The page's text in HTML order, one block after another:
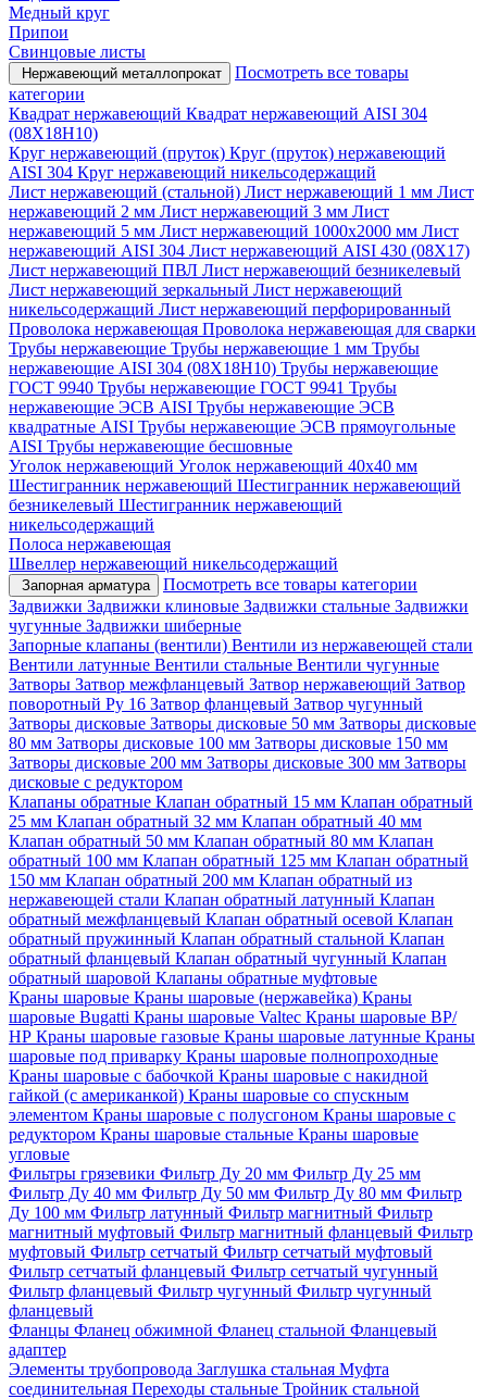
Медный круг
Припои
Свинцовые листы
Нержавеющий металлопрокат
Посмотреть все товары
категории
Квадрат нержавеющий Квадрат нержавеющий AISI 304
(08Х18Н10)
Круг нержавеющий (пруток) Круг (пруток) нержавеющий
AISI 304 Круг нержавеющий никельсодержащий
Лист нержавеющий (стальной) Лист нержавеющий 1 мм Лист
нержавеющий 2 мм Лист нержавеющий 3 мм Лист
нержавеющий 5 мм Лист нержавеющий 1000х2000 мм Лист
нержавеющий AISI 304 Лист нержавеющий AISI 430 (08Х17)
Лист нержавеющий ПВЛ Лист нержавеющий безникелевый
Лист нержавеющий зеркальный Лист нержавеющий
никельсодержащий Лист нержавеющий перфорированный
Проволока нержавеющая Проволока нержавеющая для сварки
Трубы нержавеющие Трубы нержавеющие 1 мм Трубы
нержавеющие AISI 304 (08Х18Н10) Трубы нержавеющие
ГОСТ 9940 Трубы нержавеющие ГОСТ 9941 Трубы
нержавеющие ЭСВ AISI Трубы нержавеющие ЭСВ
квадратные AISI Трубы нержавеющие ЭСВ прямоугольные
AISI Трубы нержавеющие бесшовные
Уголок нержавеющий Уголок нержавеющий 40x40 мм
Шестигранник нержавеющий Шестигранник нержавеющий
безникелевый Шестигранник нержавеющий
никельсодержащий
Полоса нержавеющая
Швеллер нержавеющий никельсодержащий
Запорная арматура
Посмотреть все товары категории
Задвижки Задвижки клиновые Задвижки стальные Задвижки
чугунные Задвижки шиберные
Запорные клапаны (вентили) Вентили из нержавеющей стали
Вентили латунные Вентили стальные Вентили чугунные
Затворы Затвор межфланцевый Затвор нержавеющий Затвор
поворотный Ру 16 Затвор фланцевый Затвор чугунный
Затворы дисковые Затворы дисковые 50 мм Затворы дисковые
80 мм Затворы дисковые 100 мм Затворы дисковые 150 мм
Затворы дисковые 200 мм Затворы дисковые 300 мм Затворы
дисковые с редуктором
Клапаны обратные Клапан обратный 15 мм Клапан обратный
25 мм Клапан обратный 32 мм Клапан обратный 40 мм
Клапан обратный 50 мм Клапан обратный 80 мм Клапан
обратный 100 мм Клапан обратный 125 мм Клапан обратный
150 мм Клапан обратный 200 мм Клапан обратный из
нержавеющей стали Клапан обратный латунный Клапан
обратный межфланцевый Клапан обратный осевой Клапан
обратный пружинный Клапан обратный стальной Клапан
обратный фланцевый Клапан обратный чугунный Клапан
обратный шаровой Клапаны обратные муфтовые
Краны шаровые Краны шаровые (нержавейка) Краны
шаровые Bugatti Краны шаровые Valtec Краны шаровые ВР/
НР Краны шаровые газовые Краны шаровые латунные Краны
шаровые под приварку Краны шаровые полнопроходные
Краны шаровые с бабочкой Краны шаровые с накидной
гайкой (с американкой) Краны шаровые со спускным
элементом Краны шаровые с полусгоном Краны шаровые с
редуктором Краны шаровые стальные Краны шаровые
угловые
Фильтры грязевики Фильтр Ду 20 мм Фильтр Ду 25 мм
Фильтр Ду 40 мм Фильтр Ду 50 мм Фильтр Ду 80 мм Фильтр
Ду 100 мм Фильтр латунный Фильтр магнитный Фильтр
магнитный муфтовый Фильтр магнитный фланцевый Фильтр
муфтовый Фильтр сетчатый Фильтр сетчатый муфтовый
Фильтр сетчатый фланцевый Фильтр сетчатый чугунный
Фильтр фланцевый Фильтр чугунный Фильтр чугунный
фланцевый
Фланцы Фланец обжимной Фланец стальной Фланцевый
адаптер
Элементы трубопровода Заглушка стальная Муфта
соединительная Переходы стальные Тройник стальной